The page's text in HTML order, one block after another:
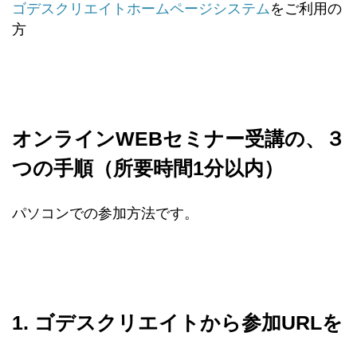
ゴデスクリエイトホームページシステムをご利用の
方
オンラインWEBセミナー受講の、３
つの手順（所要時間1分以内）
パソコンでの参加方法です。
1. ゴデスクリエイトから参加URLを